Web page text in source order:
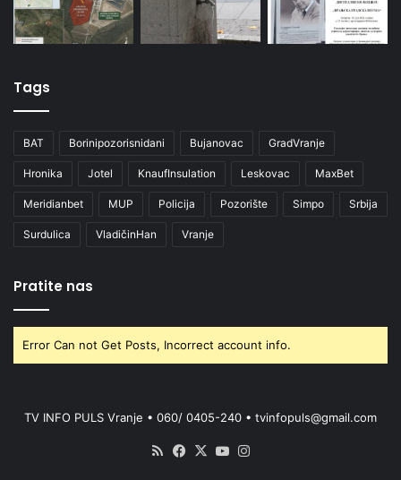
Tags
BAT Borinipozorisnidani Bujanovac GradVranje
Hronika Jotel KnaufInsulation Leskovac MaxBet
Meridianbet MUP Policija Pozorište Simpo Srbija
Surdulica VladičinHan Vranje
Pratite nas
Error Can not Get Posts, Incorrect account info.
TV INFO PULS Vranje • 060/ 0405-240 • tvinfopuls@gmail.com
RSS Facebook
X YouTube